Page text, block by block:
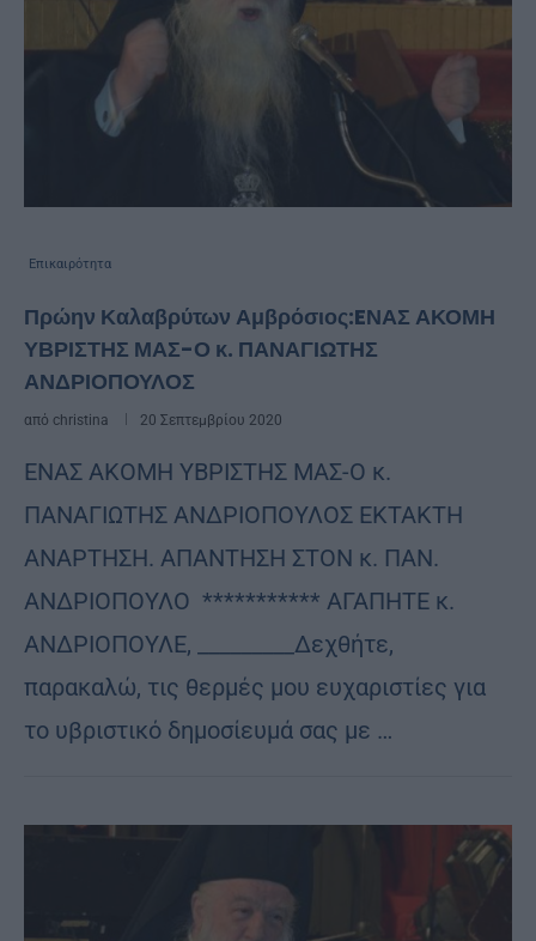
Επικαιρότητα
Πρώην Καλαβρύτων Αμβρόσιος:EΝΑΣ ΑΚΟΜΗ
ΥΒΡΙΣΤΗΣ ΜΑΣ-Ο κ. ΠΑΝΑΓΙΩΤΗΣ
ΑΝΔΡΙΟΠΟΥΛΟΣ
από christina 20 Σεπτεμβρίου 2020
EΝΑΣ ΑΚΟΜΗ ΥΒΡΙΣΤΗΣ ΜΑΣ-Ο κ.
ΠΑΝΑΓΙΩΤΗΣ ΑΝΔΡΙΟΠΟΥΛΟΣ ΕΚΤΑΚΤΗ
ΑΝΑΡΤΗΣΗ. ΑΠΑΝΤΗΣΗ ΣΤΟΝ κ. ΠΑΝ.
ΑΝΔΡΙΟΠΟΥΛΟ *********** ΑΓΑΠΗΤΕ κ.
ΑΝΔΡΙΟΠΟΥΛΕ, _________Δεχθήτε,
παρακαλώ, τις θερμές μου ευχαριστίες για
το υβριστικό δημοσίευμά σας με …